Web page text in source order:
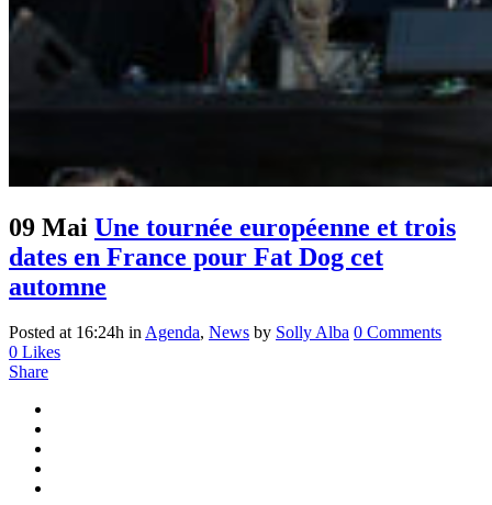
09 Mai Une tournée européenne et trois
dates en France pour Fat Dog cet
automne
Posted at 16:24h inAgenda, News by Solly Alba 0 Comments
0 Likes
Share